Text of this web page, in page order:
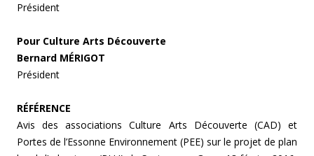
Président
Pour Culture Arts Découverte
Bernard MÉRIGOT
Président
RÉFÉRENCE
Avis des associations Culture Arts Découverte (CAD) et
Portes de l’Essonne Environnement (PEE) sur le projet de plan